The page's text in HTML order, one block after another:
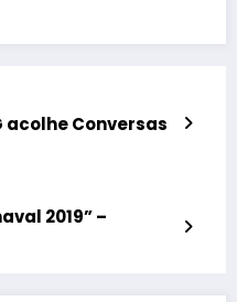
acolhe Conversas
2019” –